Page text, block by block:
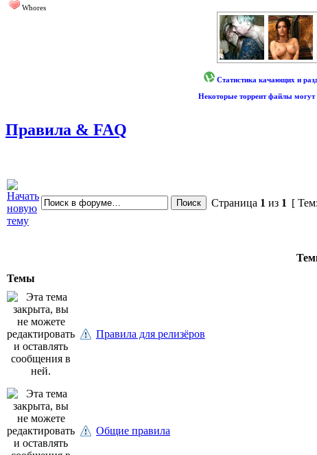
Whores
Статистика качающих и
Некоторые торрент файлы
Правила & FAQ
Страница 1 из 1 [
Темы
Правила для релизёров
Общие правила